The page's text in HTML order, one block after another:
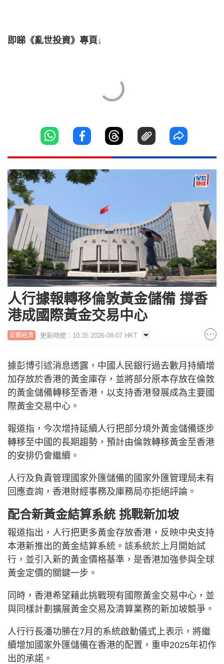
即睇《亂世投資》專頁↓
人行據報轉移倫敦黃金儲備 撐香
港成國際黃金交易中心
宏觀經濟 更新時間：10:35 2026-08-07 HKT
據彭博引述消息透露，中國人民銀行過去數月持續增
加存放於香港的黃金庫存，並將部分原本存放在倫敦
的黃金儲備轉移至香港，以支持香港發展成為主要國
際黃金交易中心。
報道指，今次增持延續人行把部分境外黃金儲備逐步
轉移至中國的長期趨勢，預計由倫敦轉移黃金至香港
的安排仍會繼續。
人行及負責管理國家外匯儲備的國家外匯管理局未有
回應查詢，香港財經事務及庫務局亦拒絕評論。
配合新黃金結算系統 挑戰新加坡
報道指出，人行把更多黃金存放香港，反映中央支持
本港新推出的黃金結算系統。該系統於上月開始試
行，並引入新的黃金價格基準，是香港加強參與全球
黃金定價的關鍵一步。
同時，香港希望藉此挑戰現有國際黃金交易中心，並
與同樣計劃擴展黃金交易及清算業務的新加坡競爭。
人行行長潘功勝在7月的系統啟動儀式上表示，將繼
續增加國家外匯儲備在香港的配置，重申2025年初作
出的承諾。